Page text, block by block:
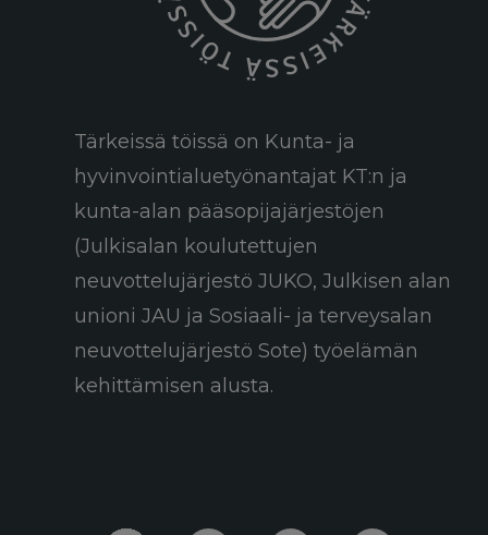
Tärkeissä töissä on Kunta- ja
hyvinvointialuetyönantajat KT:n ja
kunta-alan pääsopijajärjestöjen
(Julkisalan koulutettujen
neuvottelujärjestö JUKO, Julkisen alan
unioni JAU ja Sosiaali- ja terveysalan
neuvottelujärjestö Sote) työelämän
kehittämisen alusta.